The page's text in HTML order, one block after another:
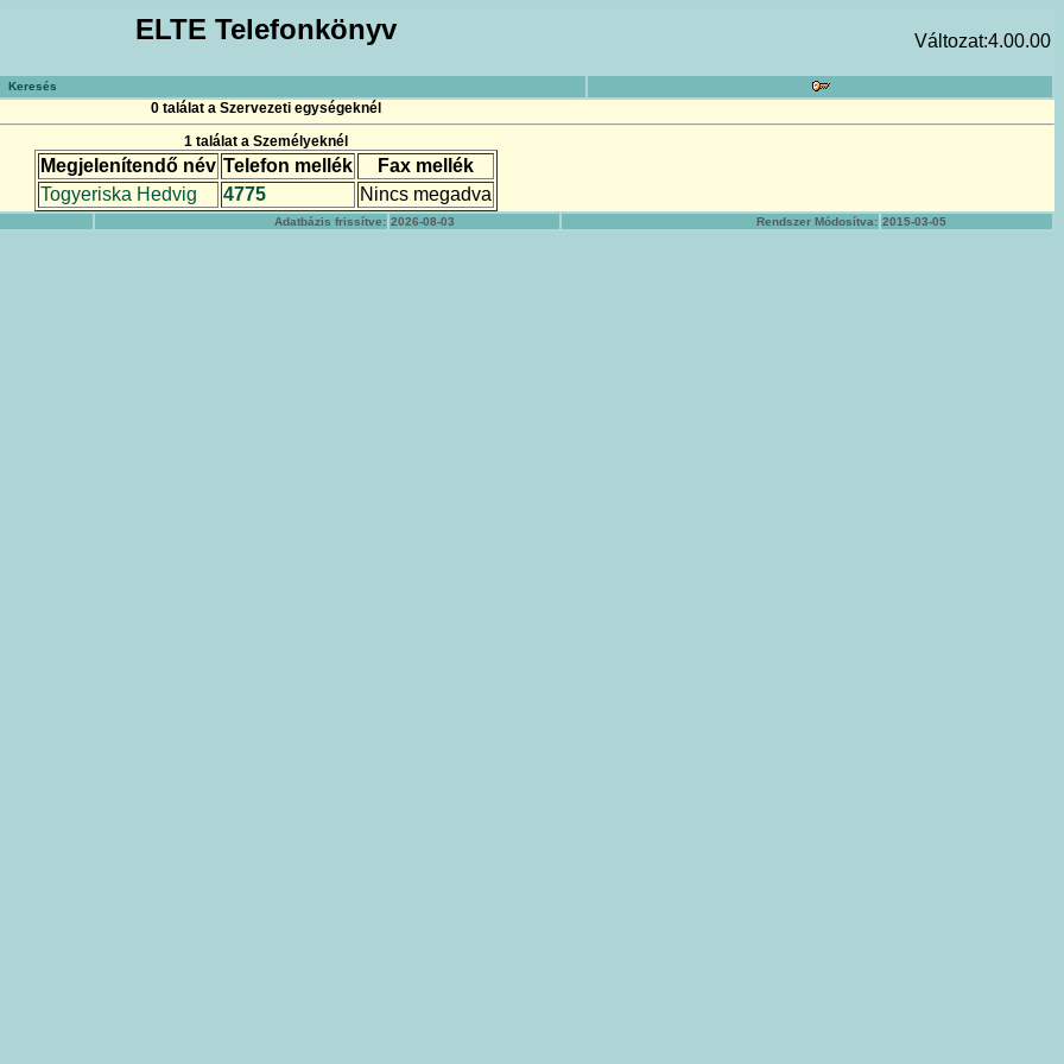
ELTE Telefonkönyv Változat:4.00.00
Keresés
0 találat a Szervezeti egységeknél
1 találat a Személyeknél
Megjelenítendő név Telefon mellék
Fax mellék
Togyeriska Hedvig
4775 Nincs megadva
Adatbázis frissítve: 2026-08-03 Rendszer Módosítva: 2015-03-05